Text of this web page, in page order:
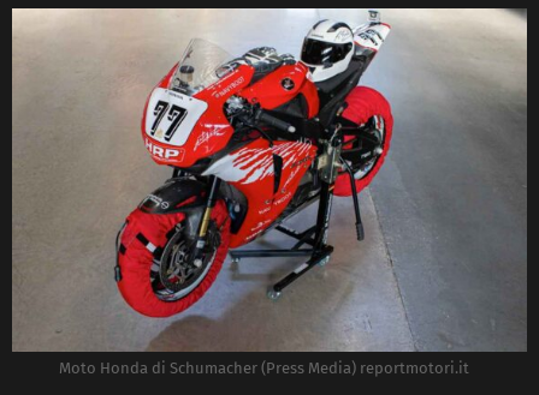
Moto Honda di Schumacher (Press Media) reportmotori.it